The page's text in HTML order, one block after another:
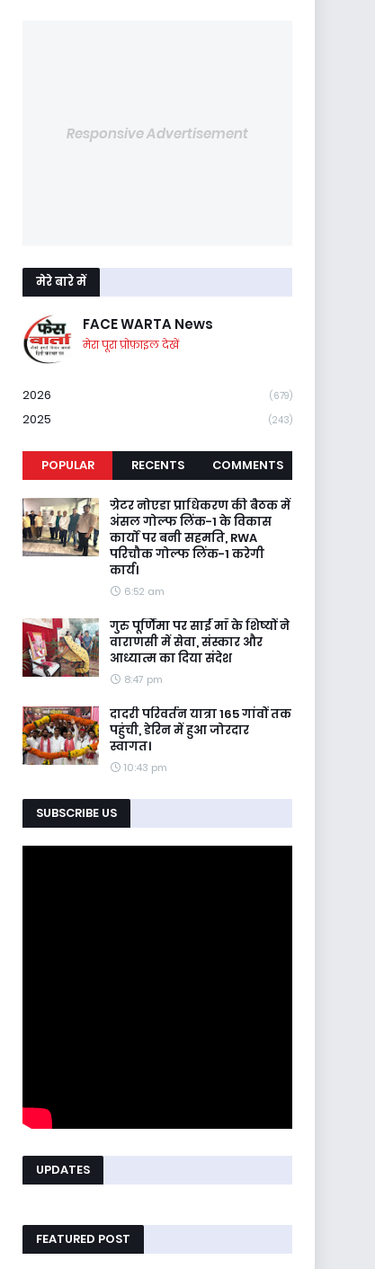
Responsive Advertisement
मेरे बारे में
FACE WARTA News
मेरा पूरा प्रोफ़ाइल देखें
2026 (679)
2025 (243)
POPULAR RECENTS COMMENTS
ग्रेटर नोएडा प्राधिकरण की बैठक में
अंसल गोल्फ लिंक-1 के विकास
कार्यों पर बनी सहमति, RWA
परिचौक गोल्फ लिंक-1 करेगी
कार्य।
6:52 am
गुरु पूर्णिमा पर साईं माँ के शिष्यों ने
वाराणसी में सेवा, संस्कार और
आध्यात्म का दिया संदेश
8:47 pm
दादरी परिवर्तन यात्रा 165 गांवों तक
पहुंची, डेरिन में हुआ जोरदार
स्वागत।
10:43 pm
SUBSCRIBE US
UPDATES
FEATURED POST